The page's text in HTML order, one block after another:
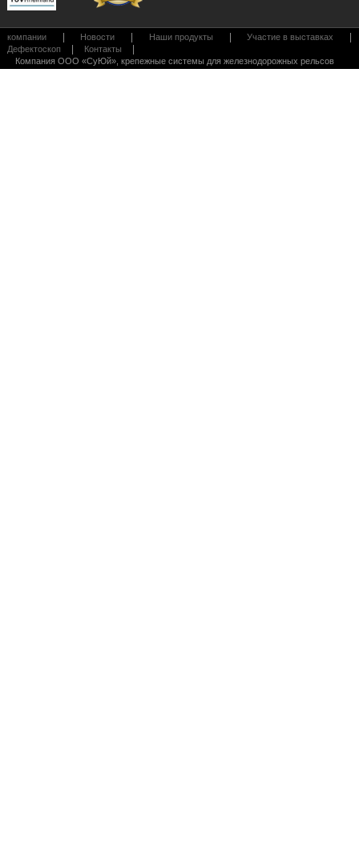
компании | Новости | Наши продукты | Участие в выставках |
Дефектоскоп | Контакты |
Компания ООО «СуЮй», крепежные системы для железнодорожных рельсов